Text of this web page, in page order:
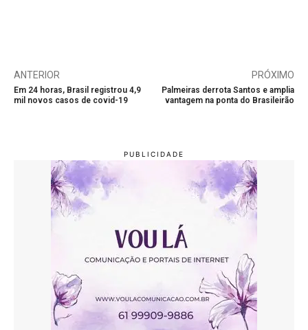
ANTERIOR
Em 24 horas, Brasil registrou 4,9
mil novos casos de covid-19
PRÓXIMO
Palmeiras derrota Santos e amplia
vantagem na ponta do Brasileirão